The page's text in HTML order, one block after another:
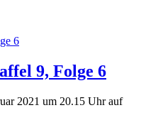
9, Folge 6
2021 um 20.15 Uhr auf